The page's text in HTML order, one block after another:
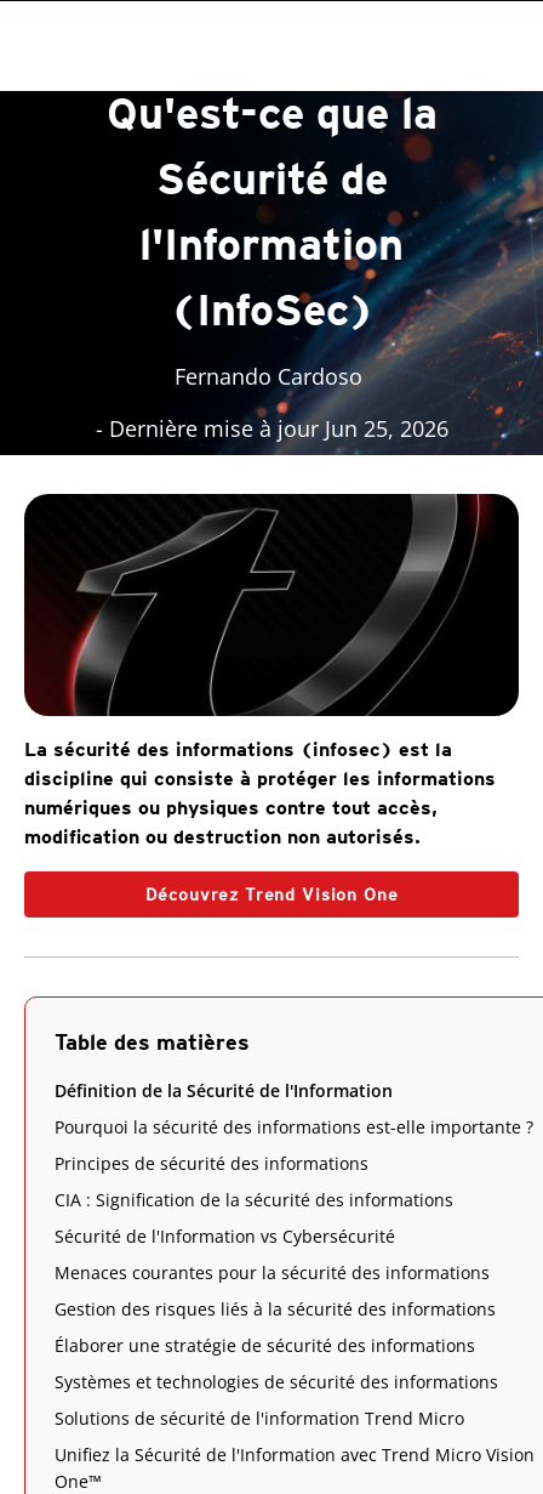
Qu'est-ce que la
Sécurité de
l'Information
(InfoSec)
Fernando Cardoso
- Dernière mise à jour Jun 25, 2026
La sécurité des informations (infosec) est la
discipline qui consiste à protéger les informations
numériques ou physiques contre tout accès,
modification ou destruction non autorisés.
Découvrez Trend Vision One
Table des matières
Définition de la Sécurité de l'Information
Pourquoi la sécurité des informations est-elle importante ?
Principes de sécurité des informations
CIA : Signification de la sécurité des informations
Sécurité de l'Information vs Cybersécurité
Menaces courantes pour la sécurité des informations
Gestion des risques liés à la sécurité des informations
Élaborer une stratégie de sécurité des informations
Systèmes et technologies de sécurité des informations
Solutions de sécurité de l'information Trend Micro
Unifiez la Sécurité de l'Information avec Trend Micro Vision
One™
Products